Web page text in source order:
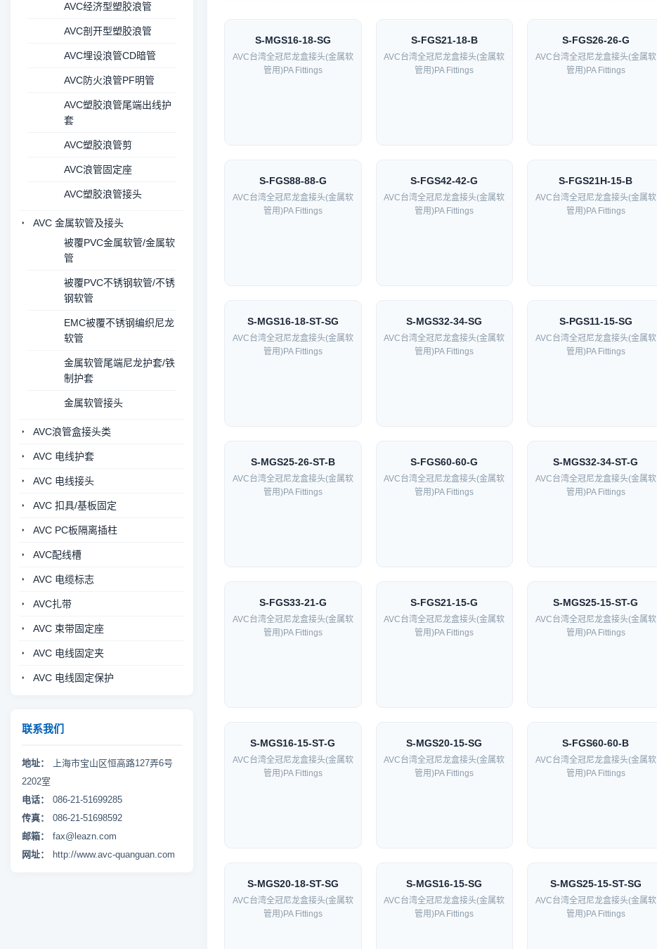
AVC经济型塑胶浪管
AVC剖开型塑胶浪管
AVC埋设浪管CD暗管
AVC防火浪管PF明管
AVC塑胶浪管尾端出线护
套
AVC塑胶浪管剪
AVC浪管固定座
AVC塑胶浪管接头
AVC 金属软管及接头
被覆PVC金属软管/金属软
管
被覆PVC不锈钢软管/不锈
钢软管
EMC被覆不锈钢编织尼龙
软管
金属软管尾端尼龙护套/铁
制护套
金属软管接头
AVC浪管盒接头类
AVC 电线护套
AVC 电线接头
AVC 扣具/基板固定
AVC PC板隔离插柱
AVC配线槽
AVC 电缆标志
AVC扎带
AVC 束带固定座
AVC 电线固定夹
AVC 电线固定保护
联系我们
地址：
上海市宝山区恒高路127弄6号
2202室
电话：
086-21-51699285
传真：
086-21-51698592
邮箱：
fax@leazn.com
网址：
http://www.avc-quanguan.com
S-MGS16-18-SG
AVC台湾全冠尼龙盒接头(金属软
管用)PA Fittings
S-FGS21-18-B
AVC台湾全冠尼龙盒接头(金属软
管用)PA Fittings
S-FGS26-26-G
AVC台湾全冠尼龙盒接头(金属软
管用)PA Fittings
S-FGS88-88-G
AVC台湾全冠尼龙盒接头(金属软
管用)PA Fittings
S-FGS42-42-G
AVC台湾全冠尼龙盒接头(金属软
管用)PA Fittings
S-FGS21H-15-B
AVC台湾全冠尼龙盒接头(金属软
管用)PA Fittings
S-MGS16-18-ST-SG
AVC台湾全冠尼龙盒接头(金属软
管用)PA Fittings
S-MGS32-34-SG
AVC台湾全冠尼龙盒接头(金属软
管用)PA Fittings
S-PGS11-15-SG
AVC台湾全冠尼龙盒接头(金属软
管用)PA Fittings
S-MGS25-26-ST-B
AVC台湾全冠尼龙盒接头(金属软
管用)PA Fittings
S-FGS60-60-G
AVC台湾全冠尼龙盒接头(金属软
管用)PA Fittings
S-MGS32-34-ST-G
AVC台湾全冠尼龙盒接头(金属软
管用)PA Fittings
S-FGS33-21-G
AVC台湾全冠尼龙盒接头(金属软
管用)PA Fittings
S-FGS21-15-G
AVC台湾全冠尼龙盒接头(金属软
管用)PA Fittings
S-MGS25-15-ST-G
AVC台湾全冠尼龙盒接头(金属软
管用)PA Fittings
S-MGS16-15-ST-G
AVC台湾全冠尼龙盒接头(金属软
管用)PA Fittings
S-MGS20-15-SG
AVC台湾全冠尼龙盒接头(金属软
管用)PA Fittings
S-FGS60-60-B
AVC台湾全冠尼龙盒接头(金属软
管用)PA Fittings
S-MGS20-18-ST-SG
AVC台湾全冠尼龙盒接头(金属软
管用)PA Fittings
S-MGS16-15-SG
AVC台湾全冠尼龙盒接头(金属软
管用)PA Fittings
S-MGS25-15-ST-SG
AVC台湾全冠尼龙盒接头(金属软
管用)PA Fittings